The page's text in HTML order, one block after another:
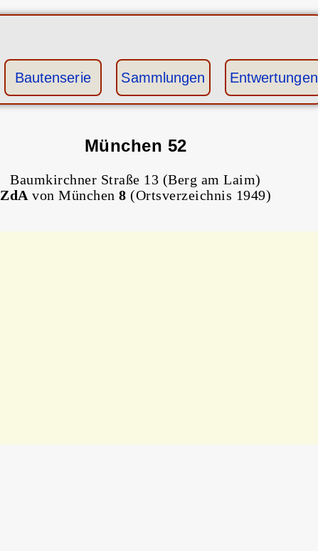
Bautenserie Sammlungen Entwertungen
München 52
Baumkirchner Straße 13 (Berg am Laim)
ZdA von München8 (Ortsverzeichnis 1949)